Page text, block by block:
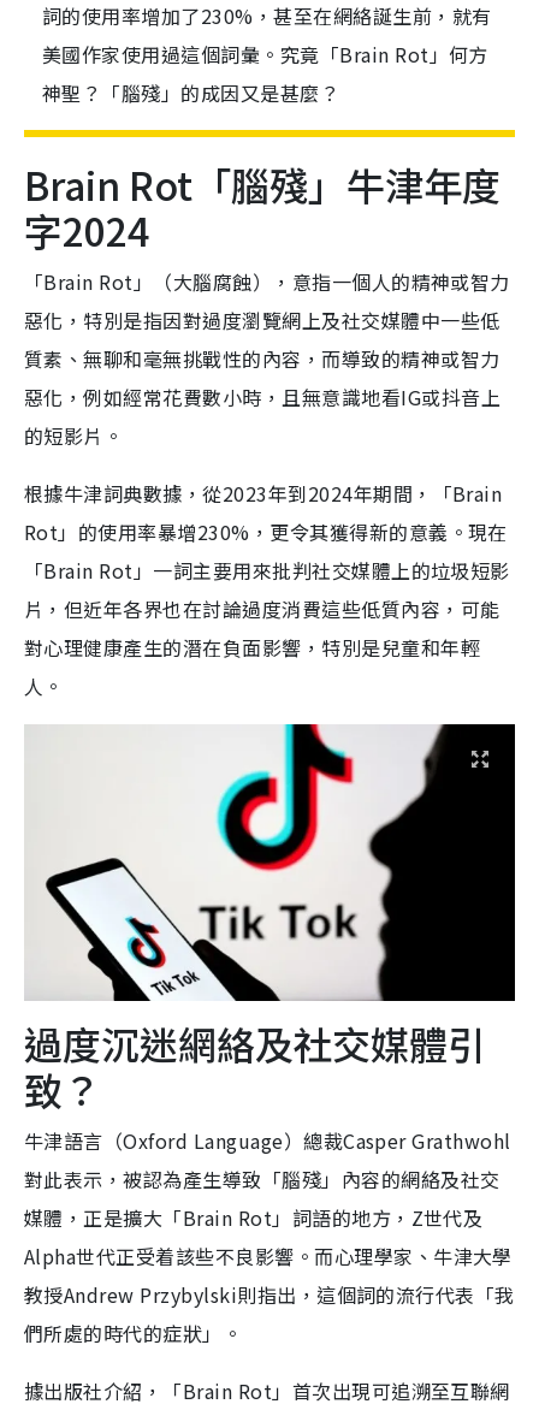
詞的使用率增加了230%，甚至在網絡誕生前，就有
美國作家使用過這個詞彙。究竟「Brain Rot」何方
神聖？「腦殘」的成因又是甚麼？
Brain Rot「腦殘」牛津年度
字2024
「Brain Rot」（大腦腐蝕），意指一個人的精神或智力
惡化，特別是指因對過度瀏覽網上及社交媒體中一些低
質素、無聊和毫無挑戰性的內容，而導致的精神或智力
惡化，例如經常花費數小時，且無意識地看IG或抖音上
的短影片。
根據牛津詞典數據，從2023年到2024年期間，「Brain
Rot」的使用率暴增230%，更令其獲得新的意義。現在
「Brain Rot」一詞主要用來批判社交媒體上的垃圾短影
片，但近年各界也在討論過度消費這些低質內容，可能
對心理健康產生的潛在負面影響，特別是兒童和年輕
人。
過度沉迷網絡及社交媒體引
致？
牛津語言（Oxford Language）總裁Casper Grathwohl
對此表示，被認為產生導致「腦殘」內容的網絡及社交
媒體，正是擴大「Brain Rot」詞語的地方，Z世代及
Alpha世代正受着該些不良影響。而心理學家、牛津大學
教授Andrew Przybylski則指出，這個詞的流行代表「我
們所處的時代的症狀」。
據出版社介紹，「Brain Rot」首次出現可追溯至互聯網